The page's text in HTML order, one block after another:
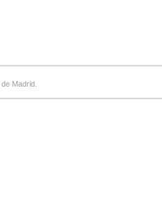
Madrid.